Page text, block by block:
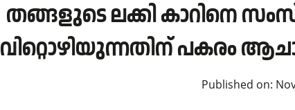
തങ്ങളുടെ ലക്കി കാറിനെ
വിറ്റൊഴിയുന്നതിന് പകരം
Published on: